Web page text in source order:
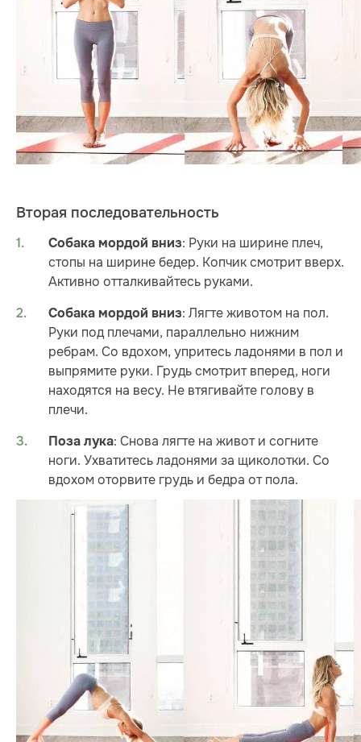
Вторая последовательность
Собака мордой вниз: Руки на ширине плеч,
стопы на ширине бедер. Копчик смотрит вверх.
Активно отталкивайтесь руками.
Собака мордой вниз: Лягте животом на пол.
Руки под плечами, параллельно нижним
ребрам. Со вдохом, упритесь ладонями в пол и
выпрямите руки. Грудь смотрит вперед, ноги
находятся на весу. Не втягивайте голову в
плечи.
Поза лука: Снова лягте на живот и согните
ноги. Ухватитесь ладонями за щиколотки. Со
вдохом оторвите грудь и бедра от пола.